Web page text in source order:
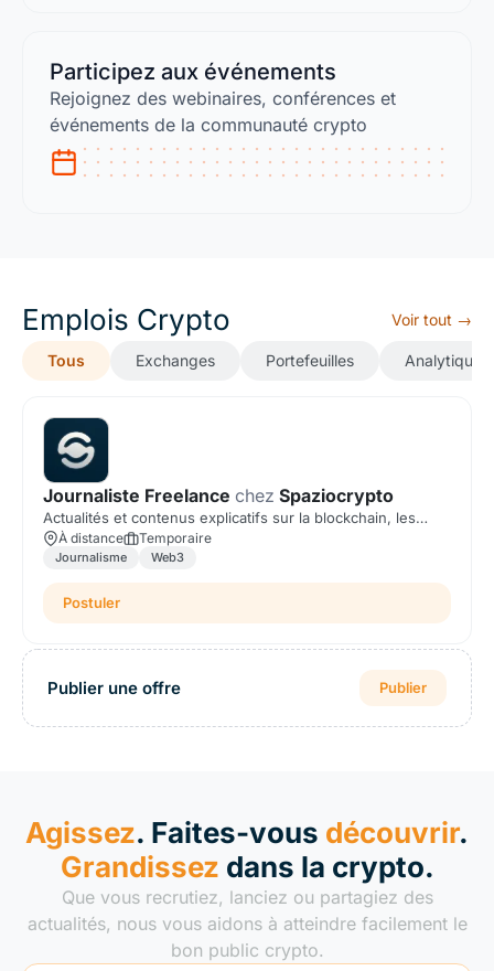
Participez aux événements
Rejoignez des webinaires, conférences et
événements de la communauté crypto
Emplois Crypto Voir tout →
Tous Exchanges Portefeuilles Analytique
Journaliste Freelance chez Spaziocrypto
Actualités et contenus explicatifs sur la blockchain, les
cryptomonnaies et le Web3.
À distance Temporaire
Journalisme Web3
Postuler
Publier une offre Publier
Agissez. Faites-vous découvrir.
Grandissez dans la crypto.
Que vous recrutiez, lanciez ou partagiez des
actualités, nous vous aidons à atteindre facilement le
bon public crypto.